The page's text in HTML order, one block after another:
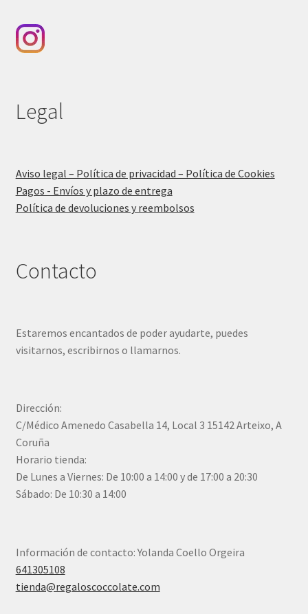
Legal
Aviso legal – Política de privacidad – Política de Cookies
Pagos - Envíos y plazo de entrega
Política de devoluciones y reembolsos
Contacto
Estaremos encantados de poder ayudarte, puedes
visitarnos, escribirnos o llamarnos.
Dirección:
C/Médico Amenedo Casabella 14, Local 3 15142 Arteixo, A
Coruña
Horario tienda:
De Lunes a Viernes: De 10:00 a 14:00 y de 17:00 a 20:30
Sábado: De 10:30 a 14:00
Información de contacto: Yolanda Coello Orgeira
641305108
tienda@regaloscoccolate.com